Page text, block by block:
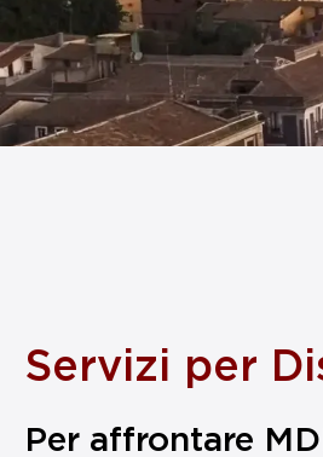
Servizi per
Per affrontare